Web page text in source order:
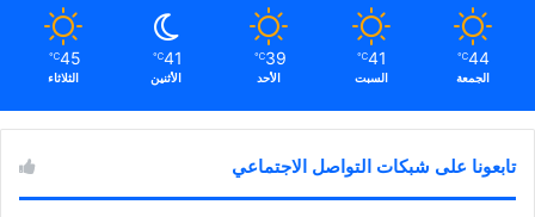
44
℃
الجمعة
41
℃
السبت
39
℃
الأحد
41
℃
الأثنين
45
℃
الثلاثاء
تابعونا على شبكات التواصل الاجتماعي